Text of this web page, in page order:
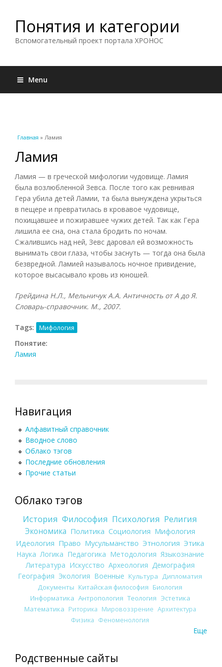
Понятия и категории
Вспомогательный проект портала ХРОНОС
Menu
Вы здесь
Главная » Ламия
Ламия
Ламия — в греческой мифологии чудовище. Ламия
была возлюбленной Зевса. После того как ревнивая
Гера убила детей Ламии, та была вынуждена укрыться
в пещере и превратилась в кровавое чудовище,
похищавшее и пожиравшее чужих детей. Так как Гера
лишила ее сна, она стала бродить по ночам.
Сжалившись над ней, Зевс даровал ей возможность
вынимать свои глаза, чтобы заснуть — тогда она была
безвредной. Ламией называлось ночное привидение,
которое высасывало кровь из юношей.
Грейдина Н.Л., Мельничук А.А. Античность от А до Я.
Словарь-справочник. М., 2007.
Tags: Мифология
Понятие:
Ламия
Навигация
Алфавитный справочник
Вводное слово
Облако тэгов
Последние обновления
Прочие статьи
Облако тэгов
История Философия Психология Религия
Экономика Политика Социология Мифология
Идеология Право Мусульманство Этнология Этика
Наука Логика Педагогика Методология Языкознание
Литература Искусство Археология Демография
География Экология Военные Культура
Дипломатия
Документы Китайская философия Биология
Информатика Антропология Теология Эстетика
Математика Риторика Мировоззрение Архитектура
Физика Феноменология
Еще
Родственные сайты